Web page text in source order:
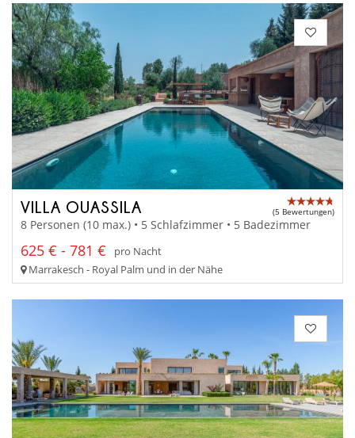
VILLA OUASSILA (5 Bewertungen)
8 Personen (10 max.) • 5 Schlafzimmer • 5 Badezimmer
625 € - 781 €
pro Nacht
Marrakesch - Royal Palm und in der Nähe